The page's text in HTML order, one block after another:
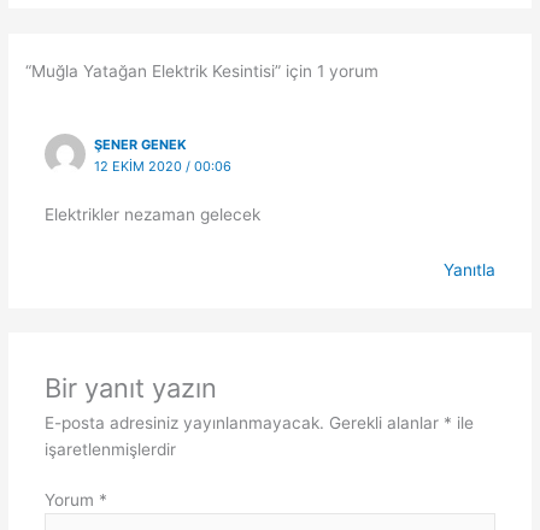
“Muğla Yatağan Elektrik Kesintisi” için 1 yorum
ŞENER GENEK
12 EKIM 2020 / 00:06
Elektrikler nezaman gelecek
Yanıtla
Bir yanıt yazın
E-posta adresiniz yayınlanmayacak. Gerekli alanlar * ile
işaretlenmişlerdir
Yorum *